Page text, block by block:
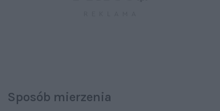
Sposób mierzenia